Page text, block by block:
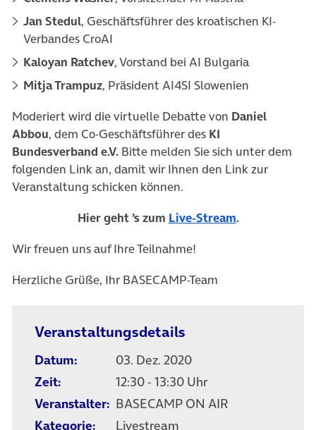
Jan Stedul, Geschäftsführer des kroatischen KI-
Verbandes CroAI
Kaloyan Ratchev, Vorstand bei AI Bulgaria
Mitja Trampuz, Präsident AI4SI Slowenien
Moderiert wird die virtuelle Debatte von Daniel
Abbou, dem Co-Geschäftsführer des KI
Bundesverband e.V. Bitte melden Sie sich unter dem
folgenden Link an, damit wir Ihnen den Link zur
Veranstaltung schicken können.
Hier geht ’s zum Live-Stream(öffnet in
.
Wir freuen uns auf Ihre Teilnahme!
Herzliche Grüße, Ihr BASECAMP-Team
Veranstaltungsdetails
Datum:
03. Dez. 2020
Zeit:
12:30 - 13:30 Uhr
Veranstalter: BASECAMP ON AIR
Kategorie:
Livestream